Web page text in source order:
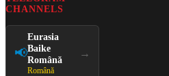
CHANNELS
📢
Eurasia
Baike
Română
Română
→